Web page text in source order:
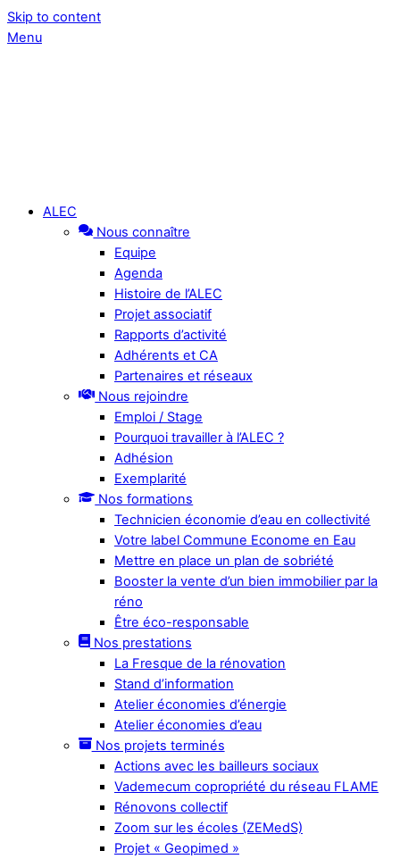
Skip to content
Menu
ALEC
Nous connaître
Equipe
Agenda
Histoire de l’ALEC
Projet associatif
Rapports d’activité
Adhérents et CA
Partenaires et réseaux
Nous rejoindre
Emploi / Stage
Pourquoi travailler à l’ALEC ?
Adhésion
Exemplarité
Nos formations
Technicien économie d’eau en collectivité
Votre label Commune Econome en Eau
Mettre en place un plan de sobriété
Booster la vente d’un bien immobilier par la
réno
Être éco-responsable
Nos prestations
La Fresque de la rénovation
Stand d’information
Atelier économies d’énergie
Atelier économies d’eau
Nos projets terminés
Actions avec les bailleurs sociaux
Vademecum copropriété du réseau FLAME
Rénovons collectif
Zoom sur les écoles (ZEMedS)
Projet « Geopimed »